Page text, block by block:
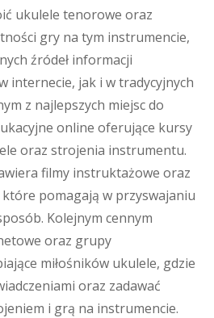
ukulele tenorowe oraz
gry na tym instrumencie,
źródeł informacji
internecie, jak i w tradycyjnych
z najlepszych miejsc do
online oferujące kursy
oraz strojenia instrumentu.
filmy instruktażowe oraz
pomagają w przyswajaniu
Kolejnym cennym
oraz grupy
miłośników ukulele, gdzie
oraz zadawać
i grą na instrumencie.